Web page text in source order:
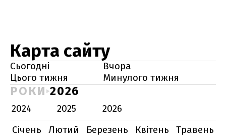
Карта сайту
Сьогодні
Вчора
Цього тижня
Минулого тижня
РОКИ 2026
2024 2025
2026
Січень
Лютий Березень Квітень
Травень